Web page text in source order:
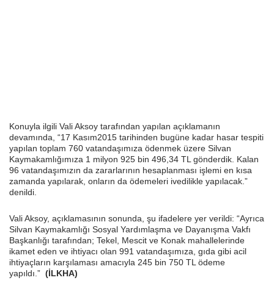
Konuyla ilgili Vali Aksoy tarafından yapılan açıklamanın
devamında, “17 Kasım2015 tarihinden bugüne kadar hasar tespiti
yapılan toplam 760 vatandaşımıza ödenmek üzere Silvan
Kaymakamlığımıza 1 milyon 925 bin 496,34 TL gönderdik. Kalan
96 vatandaşımızın da zararlarının hesaplanması işlemi en kısa
zamanda yapılarak, onların da ödemeleri ivedilikle yapılacak.”
denildi.
Vali Aksoy, açıklamasının sonunda, şu ifadelere yer verildi: “Ayrıca
Silvan Kaymakamlığı Sosyal Yardımlaşma ve Dayanışma Vakfı
Başkanlığı tarafından; Tekel, Mescit ve Konak mahallelerinde
ikamet eden ve ihtiyacı olan 991 vatandaşımıza, gıda gibi acil
ihtiyaçların karşılaması amacıyla 245 bin 750 TL ödeme
yapıldı.” (İLKHA)